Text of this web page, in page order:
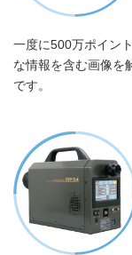
一度に500万ポイン
な情報を含む画像を
です。